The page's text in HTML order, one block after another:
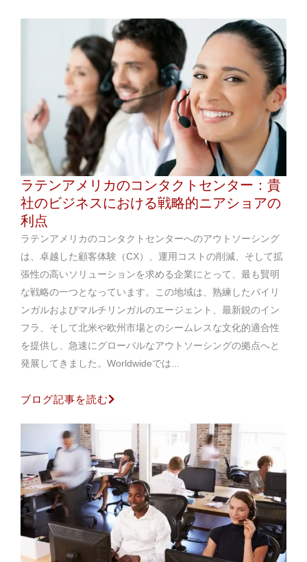
ラテンアメリカのコンタクトセンター：貴
社のビジネスにおける戦略的ニアショアの
利点
ラテンアメリカのコンタクトセンターへのアウトソーシング
は、卓越した顧客体験（CX）、運用コストの削減、そして拡
張性の高いソリューションを求める企業にとって、最も賢明
な戦略の一つとなっています。この地域は、熟練したバイリ
ンガルおよびマルチリンガルのエージェント、最新鋭のイン
フラ、そして北米や欧州市場とのシームレスな文化的適合性
を提供し、急速にグローバルなアウトソーシングの拠点へと
発展してきました。Worldwideでは...
ブログ記事を読む